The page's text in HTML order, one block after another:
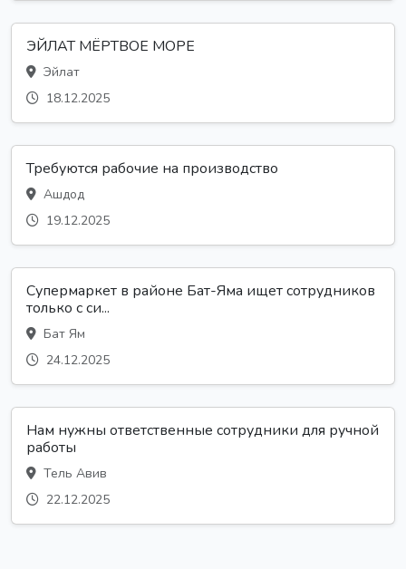
ЭЙЛАТ МЁРТВОЕ МОРЕ
Эйлат
18.12.2025
Требуются рабочие на производство
Ашдод
19.12.2025
Супермаркет в районе Бат-Яма ищет сотрудников
только с си...
Бат Ям
24.12.2025
Нам нужны ответственные сотрудники для ручной
работы
Тель Авив
22.12.2025